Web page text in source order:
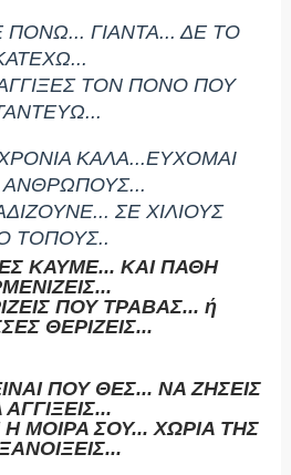
ΠΟΝΩ... ΓΙΑΝΤΑ... ΔΕ ΤΟ
ΑΓΓΙΞΕΣ ΤΟΝ ΠΟΝΟ ΠΟΥ
ΚΑΛΑ...ΕΥΧΟΜΑΙ
ΑΝΘΡΩΠΟΥΣ...
ΣΕ ΧΙΛΙΟΥΣ
ΤΟΠΟΥΣ..
ΚΑΥΜΕ... ΚΑΙ ΠΑΘΗ
ΠΟΥ ΤΡΑΒΑΣ... ή
ΘΕΡΙΖΕΙΣ...
ΠΟΥ ΘΕΣ... ΝΑ ΖΗΣΕΙΣ
ΜΟΙΡΑ ΣΟΥ... ΧΩΡΙΑ ΤΗΣ